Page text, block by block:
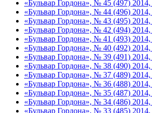
«Бульвар Гордона», № 45 (497) 2014,
«Бульвар Гордона», № 44 (496) 2014,
«Бульвар Гордона», № 43 (495) 2014,
«Бульвар Гордона», № 42 (494) 2014,
«Бульвар Гордона», № 41 (493) 2014,
«Бульвар Гордона», № 40 (492) 2014,
«Бульвар Гордона», № 39 (491) 2014,
«Бульвар Гордона», № 38 (490) 2014,
«Бульвар Гордона», № 37 (489) 2014,
«Бульвар Гордона», № 36 (488) 2014,
«Бульвар Гордона», № 35 (487) 2014,
«Бульвар Гордона», № 34 (486) 2014,
«Бульвар Гордона», № 33 (485) 2014,